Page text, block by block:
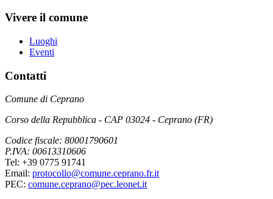
Vivere il comune
Luoghi
Eventi
Contatti
Comune di Ceprano
Corso della Repubblica - CAP 03024 - Ceprano (FR)
Codice fiscale: 80001790601
P.IVA: 00613310606
Tel: +39 0775 91741
Email: protocollo@comune.ceprano.fr.it
PEC: comune.ceprano@pec.leonet.it